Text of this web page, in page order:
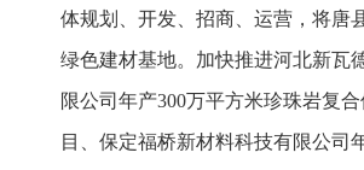
体规划、开发、招商、运营，将唐
绿色建材基地。加快推进河北新瓦
限公司年产300万平方米珍珠岩复
目、保定福桥新材料科技有限公司